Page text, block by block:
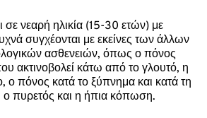
σε νεαρή ηλικία (15-30 ετών) με
συγχέονται με εκείνες των άλλων
ασθενειών, όπως ο πόνος
ακτινοβολεί κάτω από το γλουτό, η
ο πόνος κατά το ξύπνημα και κατά τη
ο πυρετός και η ήπια κόπωση.